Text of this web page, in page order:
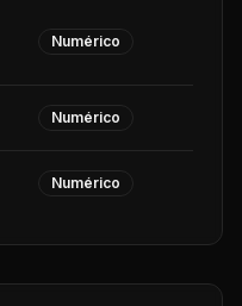
Numérico
Numérico
Numérico